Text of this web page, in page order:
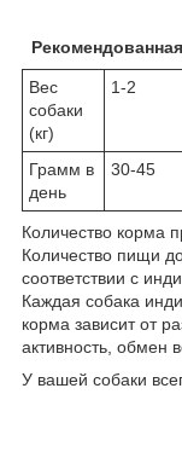
Вес
собаки
(кг)
1-2
Грамм в
день
30-45
Количество корма
Количество пищи
соответствии с
Каждая собака
корма зависит от
активность,
У вашей собаки